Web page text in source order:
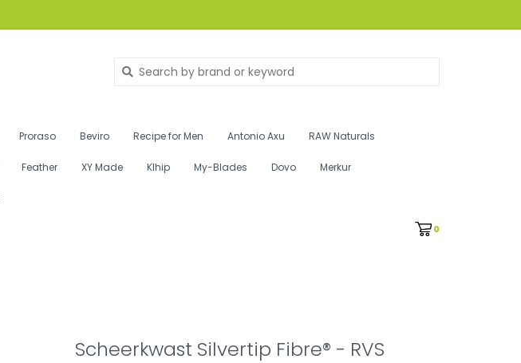
Proraso Beviro Recipe for Men Antonio Axu RAW Naturals
Feather XY Made Klhip My-Blades Dovo Merkur
0
Scheerkwast Silvertip Fibre® - RVS